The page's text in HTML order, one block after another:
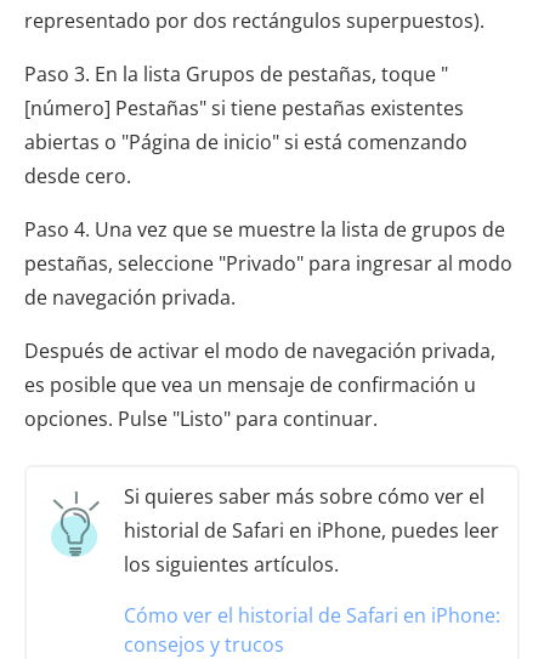
representado por dos rectángulos superpuestos).
Paso 3. En la lista Grupos de pestañas, toque "
[número] Pestañas" si tiene pestañas existentes
abiertas o "Página de inicio" si está comenzando
desde cero.
Paso 4. Una vez que se muestre la lista de grupos de
pestañas, seleccione "Privado" para ingresar al modo
de navegación privada.
Después de activar el modo de navegación privada,
es posible que vea un mensaje de confirmación u
opciones. Pulse "Listo" para continuar.
Si quieres saber más sobre cómo ver el
historial de Safari en iPhone, puedes leer
los siguientes artículos.
Cómo ver el historial de Safari en iPhone:
consejos y trucos